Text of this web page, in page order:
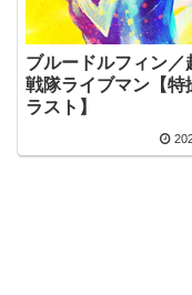
ブルードルフィン／
戦隊ライブマン【特
ラスト】